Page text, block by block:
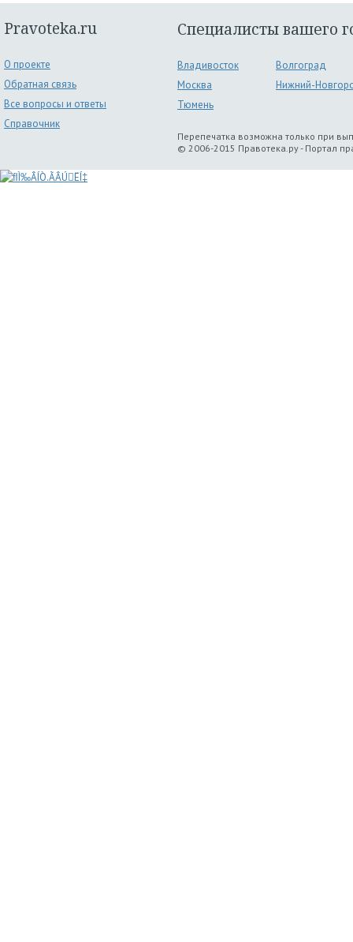
Pravoteka.ru
О проекте
Обратная связь
Все вопросы и ответы
Справочник
Специалисты вашего
Владивосток
Волгоград
Москва
Нижний-
Тюмень
Перепечатка возможна только при
© 2006-2015 Правотека.ру - Портал